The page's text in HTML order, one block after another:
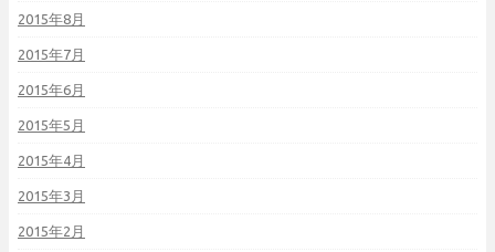
2015年8月
2015年7月
2015年6月
2015年5月
2015年4月
2015年3月
2015年2月